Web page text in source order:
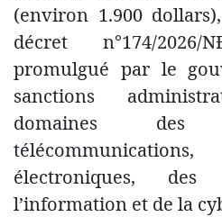
(environ 1.900
décret n°174/2026/
promulgué par le
sanctions
domaines
électroniques, des
l’information et de la